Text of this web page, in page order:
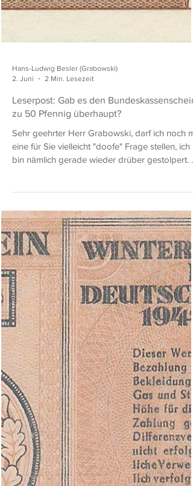
Hans-Ludwig Besler (Grabowski)
2. Juni
2 Min. Lesezeit
Leserpost: Gab es den Bundeskassenschein
zu 50 Pfennig überhaupt?
Sehr geehrter Herr Grabowski, darf ich noch
eine für Sie vielleicht "doofe" Frage stellen, ich
bin nämlich gerade wieder drüber gestolpert.
betrifft die BRD-Kassenscheine von 1967. Da
gab es ja die Werte von 5, 10 und 50 Pfennig
sowie 1 und 2 Mark. Hier gibt es ja auch so eine
komische Geschichte über einen Flohmarkt-
Verkauf. Ich habe da irgendwo mal was
gelesen. Ich glaube sogar auf Ihrem Portal
(Geldscheine-Online). Gab es den 50-Pfennig-
Kassenschein nie wirklich? D